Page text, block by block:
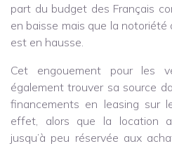
part du budget des Français
en baisse mais que la
est en hausse.
Cet engouement pour les
également trouver sa source
financements en leasing sur
effet, alors que la location
jusqu’à peu réservée aux